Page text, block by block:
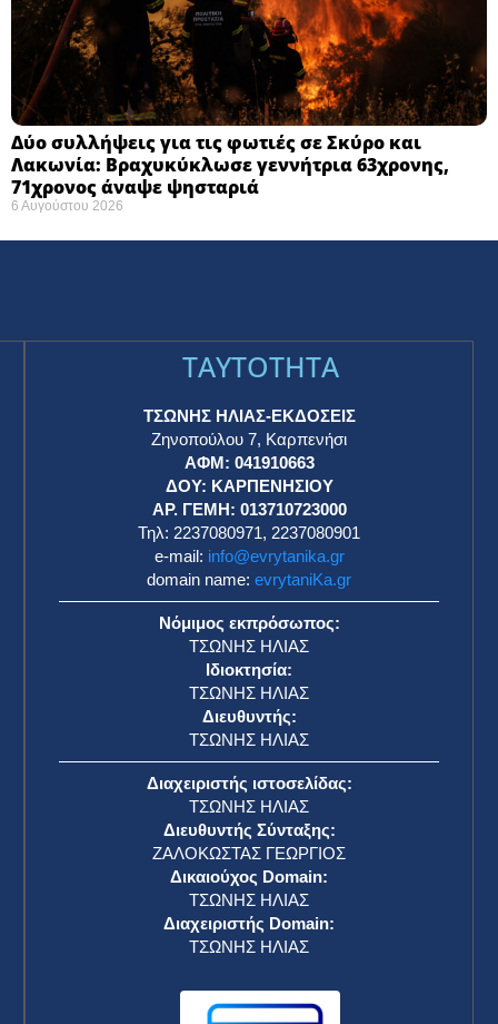
Δύο συλλήψεις για τις φωτιές σε Σκύρο και
Λακωνία: Βραχυκύκλωσε γεννήτρια 63χρονης,
71χρονος άναψε ψησταριά
6 Αυγούστου 2026
TAYTOTHTA
ΤΣΩΝΗΣ ΗΛΙΑΣ-ΕΚΔΟΣΕΙΣ
Ζηνοπούλου 7, Καρπενήσι
ΑΦΜ: 041910663
ΔΟΥ: ΚΑΡΠΕΝΗΣΙΟΥ
ΑΡ. ΓΕΜΗ: 013710723000
Τηλ: 2237080971, 2237080901
e-mail: info@evrytanika.gr
domain name: evrytaniKa.gr
Νόμιμος εκπρόσωπος:
ΤΣΩΝΗΣ ΗΛΙΑΣ
Ιδιοκτησία:
ΤΣΩΝΗΣ ΗΛΙΑΣ
Διευθυντής:
ΤΣΩΝΗΣ ΗΛΙΑΣ
Διαχειριστής ιστοσελίδας:
ΤΣΩΝΗΣ ΗΛΙΑΣ
Διευθυντής Σύνταξης:
ΖΑΛΟΚΩΣΤΑΣ ΓΕΩΡΓΙΟΣ
Δικαιούχος Domain:
ΤΣΩΝΗΣ ΗΛΙΑΣ
Διαχειριστής Domain:
ΤΣΩΝΗΣ ΗΛΙΑΣ